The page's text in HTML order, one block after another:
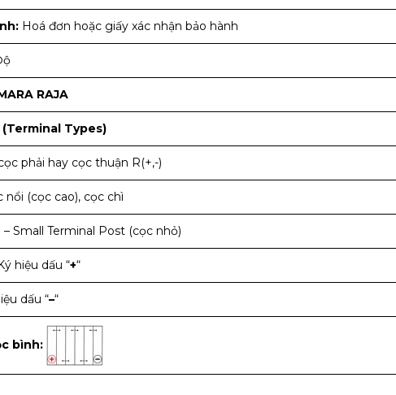
Hoá đơn hoặc giấy xác nhận bảo hành
RAJA
(Terminal Types)
phải hay cọc thuận R(+,-)
nổi (cọc cao), cọc chì
– Small Terminal Post (cọc nhỏ)
hiệu dấu “+“
dấu “–“
bình: